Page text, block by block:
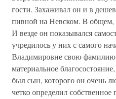
гости. Захаживал он и в
пивной на Невском. В общем,
И везде он показывался
учредилось у них с самого
Владимировне свою
материальное
был сын, которого он очень
четко определил собственное